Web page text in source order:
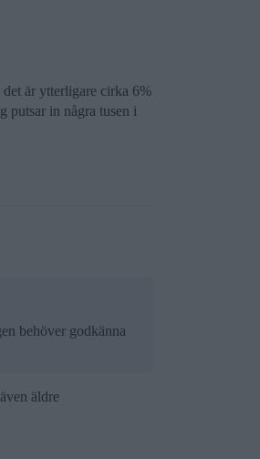
är ytterligare cirka 6%
putsar in några tusen i
behöver godkänna
äldre